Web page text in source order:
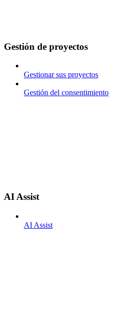
Gestión de proyectos
Gestionar sus proyectos
Gestión del consentimiento
AI Assist
AI Assist